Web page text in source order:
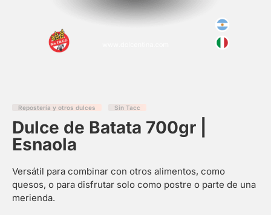
Repostería y otros dulces Sin Tacc
Dulce de Batata 700gr |
Esnaola
Versátil para combinar con otros alimentos, como
quesos, o para disfrutar solo como postre o parte de una
merienda.